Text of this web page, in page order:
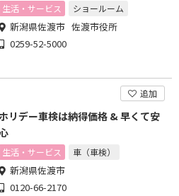
生活・サービス ショールーム
新潟県佐渡市 佐渡市役所
0259-52-5000
追加
リデー車検は納得価格 & 早くて安
生活・サービス 車（車検）
新潟県佐渡市
0120-66-2170